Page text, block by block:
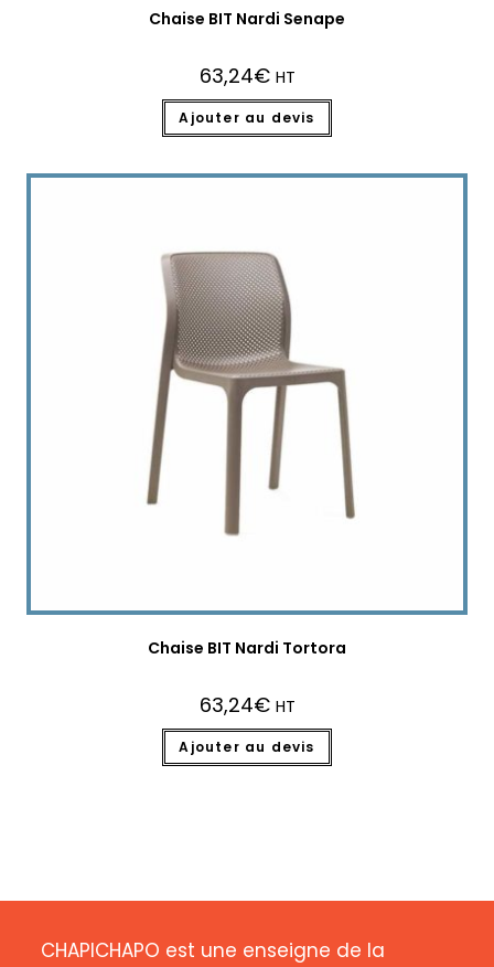
Chaise BIT Nardi Senape
63,24€ HT
Ajouter au devis
Chaise BIT Nardi Tortora
63,24€ HT
Ajouter au devis
CHAPICHAPO est une enseigne de la